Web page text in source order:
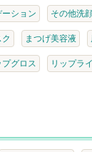
ション その他洗
まつげ美容液
プグロス リップラ